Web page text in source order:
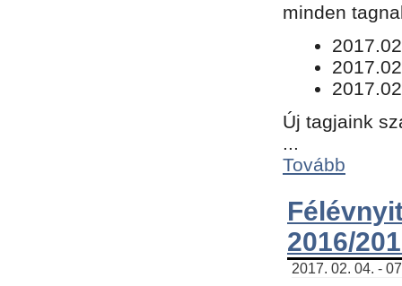
minden
Új tagjaink
...
Tovább
2016/
2017. 02. 04. -